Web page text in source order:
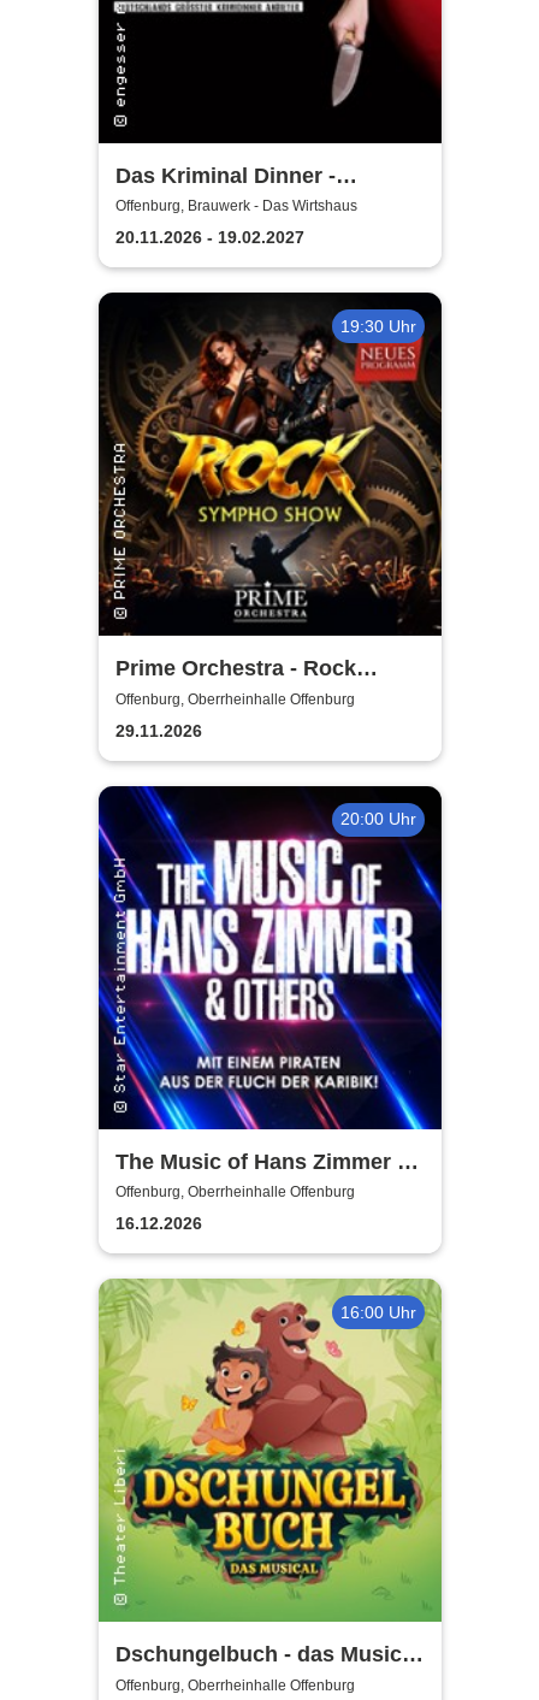
Das Kriminal Dinner -
Testament à la Carte
Offenburg, Brauwerk - Das Wirtshaus
20.11.2026 - 19.02.2027
19:30 Uhr
Prime Orchestra - Rock
Sympho Show
Offenburg, Oberrheinhalle Offenburg
29.11.2026
20:00 Uhr
The Music of Hans Zimmer &
Others - A Celebration of Film
Music
Offenburg, Oberrheinhalle Offenburg
16.12.2026
16:00 Uhr
Dschungelbuch - das Musical
| Theater Liberi
Offenburg, Oberrheinhalle Offenburg